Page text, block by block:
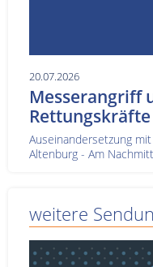
20.07.2026
Messerangriff
Rettungskräfte
Auseinandersetzung
Altenburg - Am
weitere